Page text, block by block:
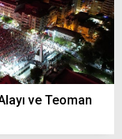
ve Teoman